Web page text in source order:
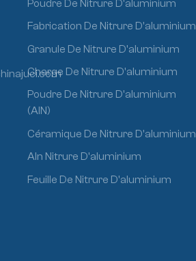
Poudre De Nitrure D'aluminium
Fabrication De Nitrure D'aluminium
Granule De Nitrure D'aluminium
Charge De Nitrure D'aluminium
Poudre De Nitrure D'aluminium
(AlN)
Céramique De Nitrure D'aluminium
Aln Nitrure D'aluminium
Feuille De Nitrure D'aluminium